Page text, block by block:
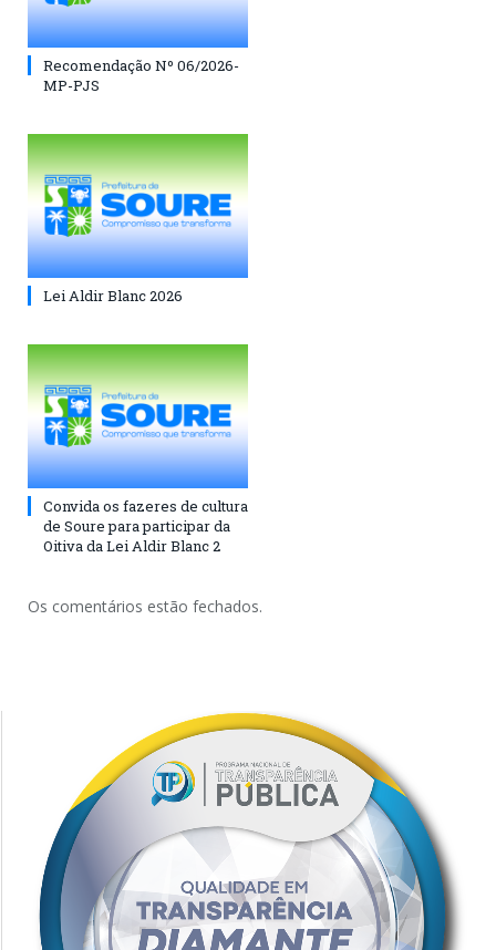
Recomendação Nº 06/2026-
MP-PJS
Lei Aldir Blanc 2026
Convida os fazeres de cultura
de Soure para participar da
Oitiva da Lei Aldir Blanc 2
Os comentários estão fechados.